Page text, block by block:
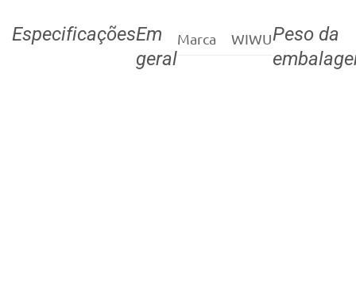
EspecificaçõesEm
geral
Marca WIWUPeso da